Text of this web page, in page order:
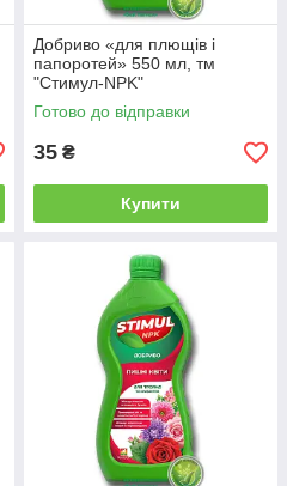
Добриво «для плющів і
папоротей» 550 мл, тм
"Стимул-NPK"
Готово до відправки
35 ₴
Купити